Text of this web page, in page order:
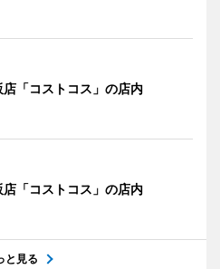
店「コストコス」の店内
店「コストコス」の店内
と見る